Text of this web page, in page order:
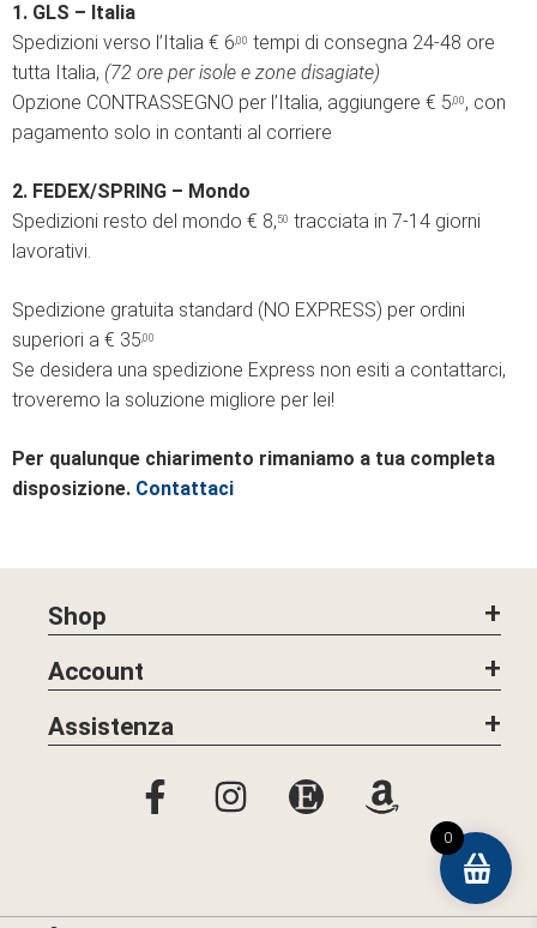
1. GLS – Italia
Spedizioni verso l’Italia € 6,00 tempi di consegna 24-48 ore
tutta Italia, (72 ore per isole e zone disagiate)
Opzione CONTRASSEGNO per l’Italia, aggiungere € 5,00 , con
pagamento solo in contanti al corriere
2. FEDEX/SPRING – Mondo
Spedizioni resto del mondo € 8, 50 tracciata in 7-14 giorni
lavorativi.
Spedizione gratuita standard (NO EXPRESS) per ordini
superiori a € 35,00
Se desidera una spedizione Express non esiti a contattarci,
troveremo la soluzione migliore per lei!
Per qualunque chiarimento rimaniamo a tua completa
disposizione. Contattaci
Shop
Account
Assistenza
0